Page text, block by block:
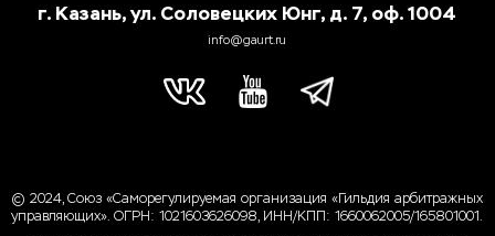
г. Казань, ул. Соловецких Юнг, д. 7, оф. 1004
info@gaurt.ru
© 2024, Союз «Саморегулируемая организация «Гильдия арбитражных
управляющих». ОГРН: 1021603626098, ИНН/КПП: 1660062005/165801001.